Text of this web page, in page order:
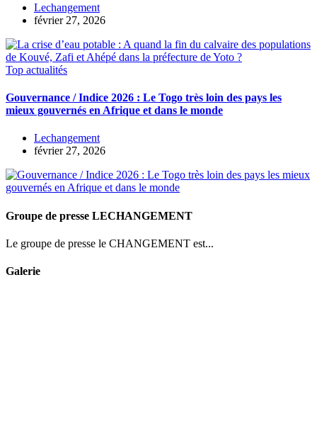
Lechangement
février 27, 2026
Top actualités
Gouvernance / Indice 2026 : Le Togo très loin des pays les
mieux gouvernés en Afrique et dans le monde
Lechangement
février 27, 2026
Groupe de presse LECHANGEMENT
Le groupe de presse le CHANGEMENT est...
Galerie